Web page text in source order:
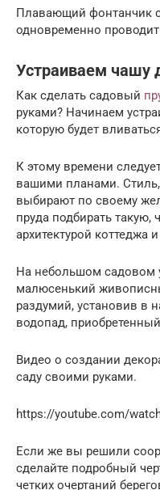
Плавающий фонтанчик
одновременно
Устраиваем чашу
Как сделать садовый
руками? Начинаем
которую будет
К этому времени
вашими планами.
выбирают по своему
пруда подбирать
архитектурой коттеджа
На небольшом садовом
малюсенький
раздумий, установив в
водопад,
Видео о создании
саду своими руками.
https://youtube.com/
Если же вы решили
сделайте подробный
четких очертаний